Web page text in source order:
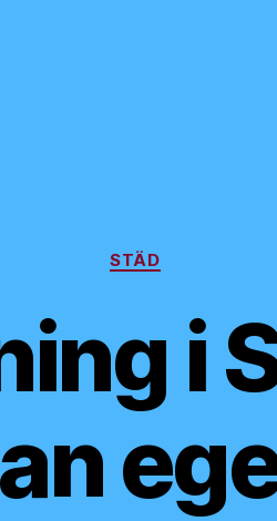
Kategorier
STÄD
i